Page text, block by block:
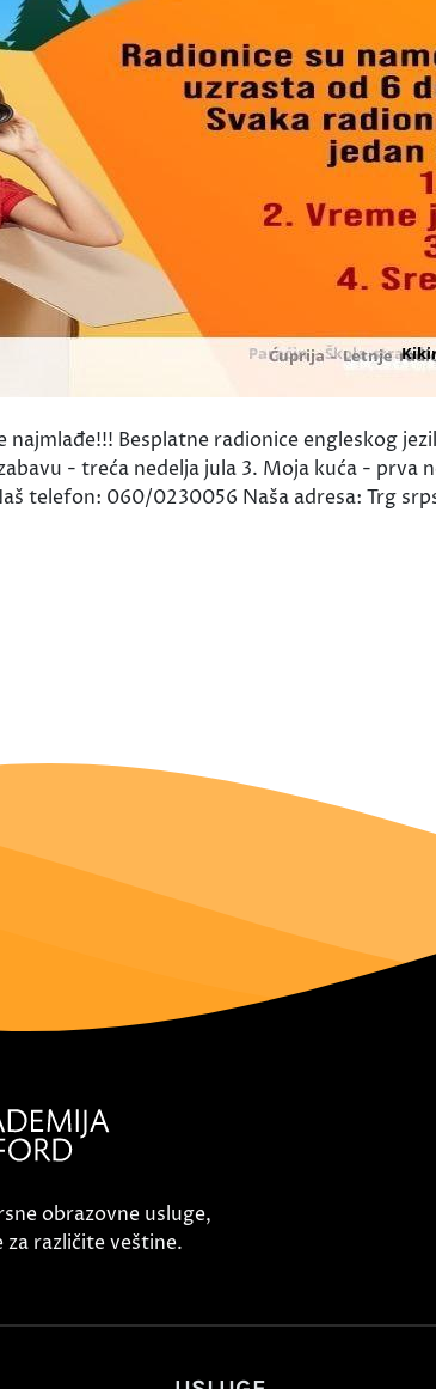
Besplatne radionice engleskog
- treća nedelja jula 3. Moja kuća - prva
telefon: 060/0230056 Naša adresa: Trg
obrazovne usluge,
različite veštine.